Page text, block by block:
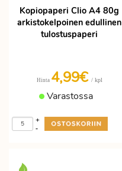
Kopiopaperi Clio A4 80g
arkistokelpoinen edullinen
tulostuspaperi
Hinta 4,99€ / kpl
Varastossa
-
+